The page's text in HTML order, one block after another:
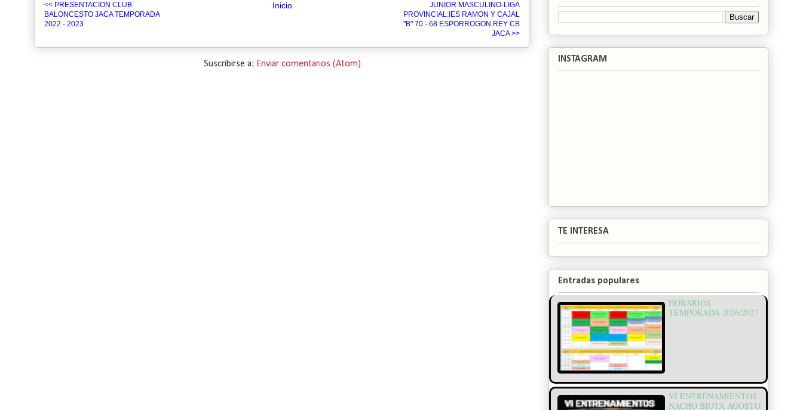
<< PRESENTACION CLUB
BALONCESTO JACA TEMPORADA
2022 - 2023
JUNIOR MASCULINO-LIGA
PROVINCIAL:IES RAMON Y CAJAL
"B" 70 - 68 ESPORROGON REY CB
JACA >>
Inicio
Suscribirse a: Enviar comentarios (Atom) INSTAGRAM
TE INTERESA
Entradas populares
HORARIOS
TEMPORADA 2026/2027
VI ENTRENAMIENTOS
NACHO BIOTA AGOSTO